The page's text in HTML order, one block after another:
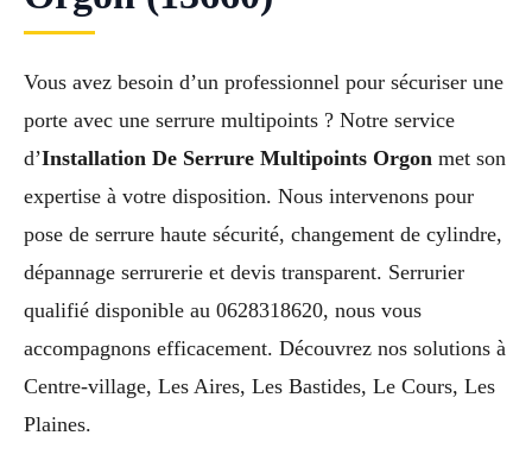
Vous avez besoin d’un professionnel pour sécuriser une
porte avec une serrure multipoints ? Notre service
d’Installation De Serrure Multipoints Orgon met son
expertise à votre disposition. Nous intervenons pour
pose de serrure haute sécurité, changement de cylindre,
dépannage serrurerie et devis transparent. Serrurier
qualifié disponible au 0628318620, nous vous
accompagnons efficacement. Découvrez nos solutions à
Centre-village, Les Aires, Les Bastides, Le Cours, Les
Plaines.